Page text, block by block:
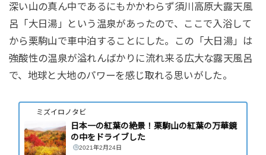
深い山の真ん中であるにもかかわらず須川高原大露天風
呂「大日湯」という温泉があったので、ここで入浴して
から栗駒山で車中泊することにした。この「大日湯」は
強酸性の温泉が溢れんばかりに流れ来る広大な露天風呂
で、地球と大地のパワーを感じ取れる思いがした。
ミズイロノタビ
日本一の紅葉の絶景！栗駒山の紅葉の万華鏡
の中をドライブした
2021年2月24日